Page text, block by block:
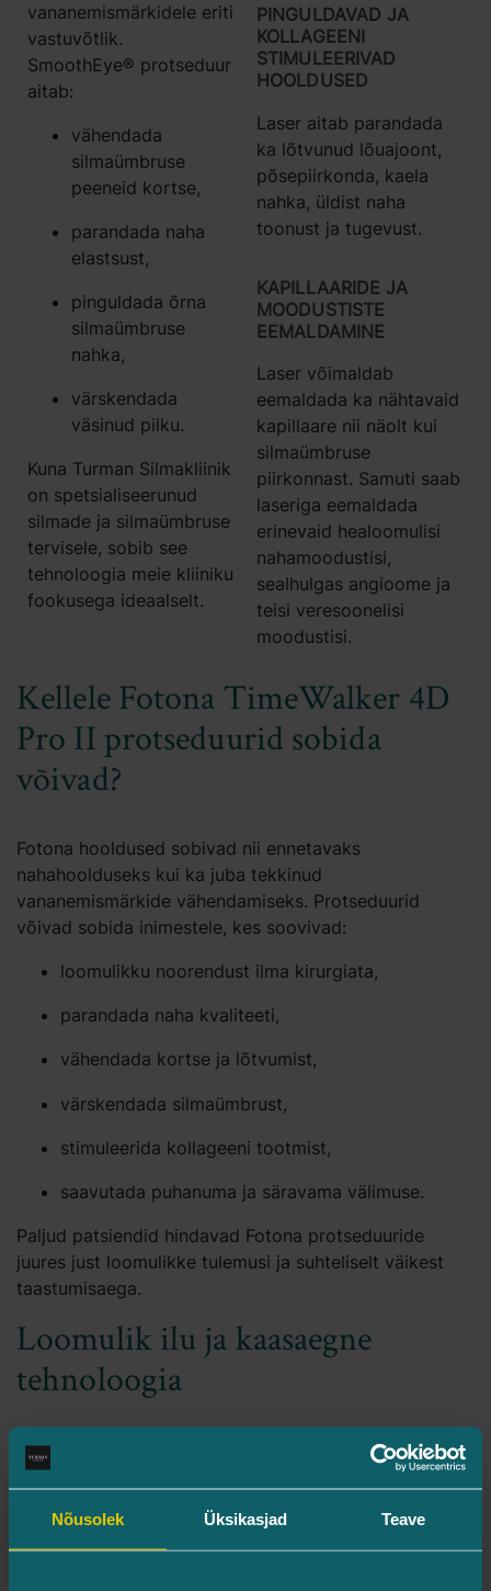
Nõusolek Üksikasjad Teave
vananemismärkidele eriti
vastuvõtlik.
SmoothEye® protseduur
aitab:
vähendada
silmaümbruse
peeneid kortse,
parandada naha
elastsust,
pinguldada õrna
silmaümbruse
nahka,
värskendada
väsinud pilku.
Kuna Turman Silmakliinik
on spetsialiseerunud
silmade ja silmaümbruse
tervisele, sobib see
tehnoloogia meie kliiniku
fookusega ideaalselt.
PINGULDAVAD JA
KOLLAGEENI
STIMULEERIVAD
HOOLDUSED
Laser aitab parandada
ka lõtvunud lõuajoont,
põsepiirkonda, kaela
nahka, üldist naha
toonust ja tugevust.
KAPILLAARIDE JA
MOODUSTISTE
EEMALDAMINE
Laser võimaldab
eemaldada ka nähtavaid
kapillaare nii näolt kui
silmaümbruse
piirkonnast. Samuti saab
laseriga eemaldada
erinevaid healoomulisi
nahamoodustisi,
sealhulgas angioome ja
teisi veresoonelisi
moodustisi.
Kellele Fotona TimeWalker 4D
Pro II protseduurid sobida
võivad?
Fotona hooldused sobivad nii ennetavaks
nahahoolduseks kui ka juba tekkinud
vananemismärkide vähendamiseks. Protseduurid
võivad sobida inimestele, kes soovivad:
loomulikku noorendust ilma kirurgiata,
parandada naha kvaliteeti,
vähendada kortse ja lõtvumist,
värskendada silmaümbrust,
stimuleerida kollageeni tootmist,
saavutada puhanuma ja säravama välimuse.
Paljud patsiendid hindavad Fotona protseduuride
juures just loomulikke tulemusi ja suhteliselt väikest
taastumisaega.
Loomulik ilu ja kaasaegne
tehnoloogia
Turman Silmakliinikus usume, et esteetilised
protseduurid peaksid toetama inimese loomulikku ilu ja
meil pakkuda veelgi personaalsemaid lahendusi naha
noorendamiseks, silmaümbruse värskendamiseks ja